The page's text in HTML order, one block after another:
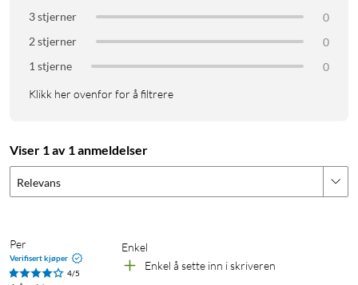
3 stjerner
0
2 stjerner
0
1 stjerne
0
Klikk her ovenfor for å filtrere
Viser 1 av 1 anmeldelser
Relevans
Per
Verifisert kjøper
4/5
Enkel
Enkel å sette inn i skriveren